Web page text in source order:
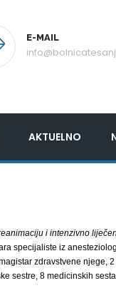
E-MAIL
AKTUELNO
i intenzivno
specijaliste iz
zdravstvene njege,
sestre, 8 medicinskih